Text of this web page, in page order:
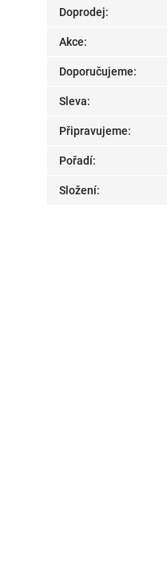
Doprodej:
Akce:
Doporučujeme:
Sleva:
Připravujeme:
Pořadí:
Složení: